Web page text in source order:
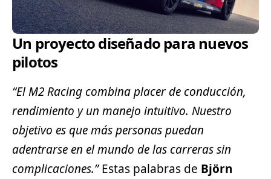
Un proyecto diseñado para nuevos
pilotos
“El M2 Racing combina placer de conducción,
rendimiento y un manejo intuitivo. Nuestro
objetivo es que más personas puedan
adentrarse en el mundo de las carreras sin
complicaciones.”Estas palabras de Björn